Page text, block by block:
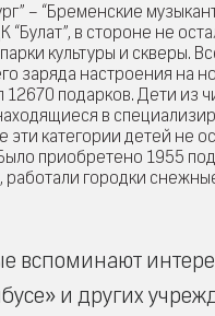
– “Бременские
в стороне не
культуры и скверы.
заряда настроения на
подарков. Дети из
в
категории детей не
приобретено 1955
городки
вспоминают
и других